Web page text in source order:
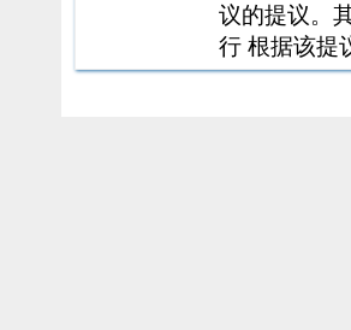
议的提议。
行 根据该提
日在利伯维